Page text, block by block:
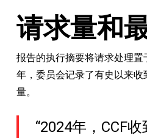
请求量和
报告的执行摘要将请求处理
年，委员会记录了有史以来
量。
“2024年，CCF